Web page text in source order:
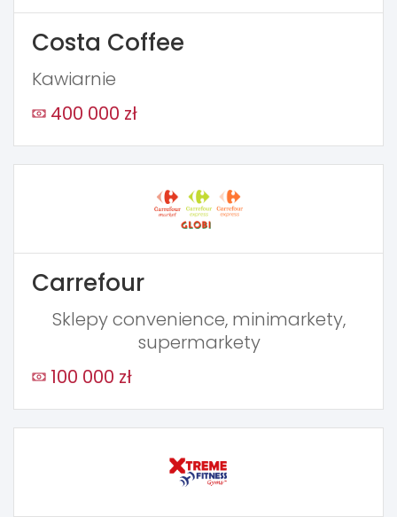
Costa Coffee
Kawiarnie
400 000 zł
Carrefour
Sklepy convenience, minimarkety,
supermarkety
100 000 zł